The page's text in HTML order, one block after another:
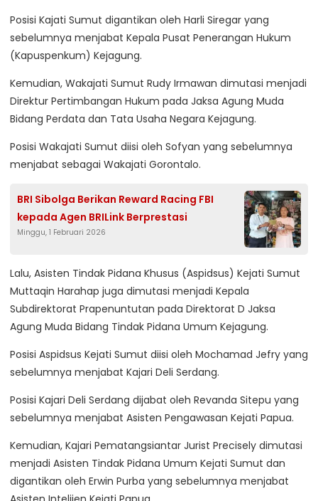
Posisi Kajati Sumut digantikan oleh Harli Siregar yang
sebelumnya menjabat Kepala Pusat Penerangan Hukum
(Kapuspenkum) Kejagung.
Kemudian, Wakajati Sumut Rudy Irmawan dimutasi menjadi
Direktur Pertimbangan Hukum pada Jaksa Agung Muda
Bidang Perdata dan Tata Usaha Negara Kejagung.
Posisi Wakajati Sumut diisi oleh Sofyan yang sebelumnya
menjabat sebagai Wakajati Gorontalo.
BRI Sibolga Berikan Reward Racing FBI
kepada Agen BRILink Berprestasi
Minggu, 1 Februari 2026
Lalu, Asisten Tindak Pidana Khusus (Aspidsus) Kejati Sumut
Muttaqin Harahap juga dimutasi menjadi Kepala
Subdirektorat Prapenuntutan pada Direktorat D Jaksa
Agung Muda Bidang Tindak Pidana Umum Kejagung.
Posisi Aspidsus Kejati Sumut diisi oleh Mochamad Jefry yang
sebelumnya menjabat Kajari Deli Serdang.
Posisi Kajari Deli Serdang dijabat oleh Revanda Sitepu yang
sebelumnya menjabat Asisten Pengawasan Kejati Papua.
Kemudian, Kajari Pematangsiantar Jurist Precisely dimutasi
menjadi Asisten Tindak Pidana Umum Kejati Sumut dan
digantikan oleh Erwin Purba yang sebelumnya menjabat